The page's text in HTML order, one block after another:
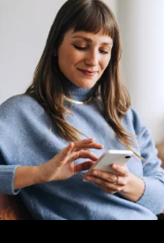
Zapisz
Nie
REFURBED